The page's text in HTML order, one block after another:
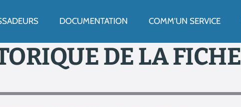
DOCUMENTATION COMM'UN SERVICE
DE LA FICHE